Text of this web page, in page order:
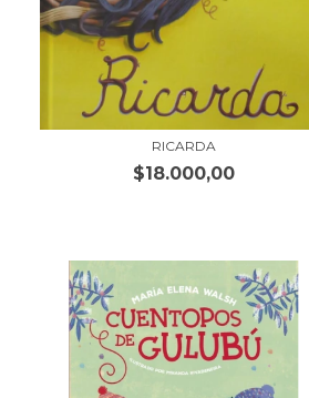
RICARDA
$18.000,00